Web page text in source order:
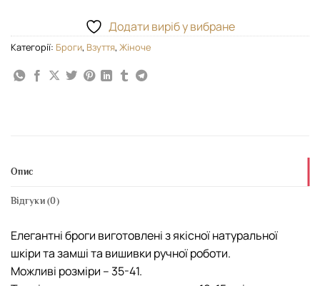
Додати виріб у вибране
Категорії: Броги, Взуття, Жіноче
Опис
Відгуки (0)
Елегантні броги виготовлені з якісної натуральної
шкіри та замші та вишивки ручної роботи.
Можливі розміри – 35-41.